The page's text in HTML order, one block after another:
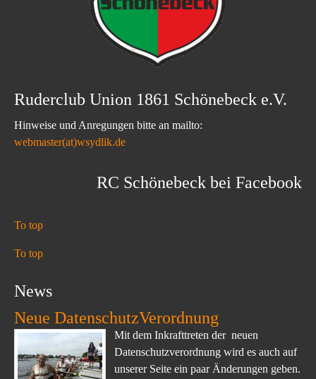
Ruderclub Union 1861 Schönebeck e.V.
Hinweise und Anregungen bitte an mailto:
webmaster(at)wsydlik.de
RC Schönebeck bei Facebook
To top
To top
News
Neue DatenschutzVerordnung
Mit dem Inkrafttreten der neuen
Datenschutzverordnung wird es auch auf
unserer Seite ein paar Änderungen geben.